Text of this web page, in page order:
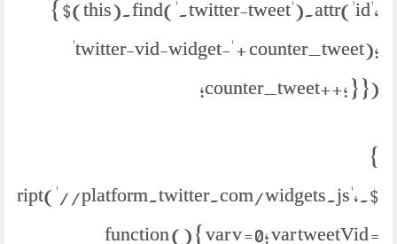
{ $(this).find('.twitter-tweet').attr('id',
'twitter-vid-widget-' + counter_tweet);
counter_tweet++; } });
}
platform.twitter.com/widgets.js',
function () { var v = 0; var tweetVid =